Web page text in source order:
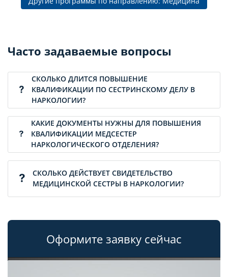
Часто задаваемые вопросы
СКОЛЬКО ДЛИТСЯ ПОВЫШЕНИЕ
КВАЛИФИКАЦИИ ПО СЕСТРИНСКОМУ ДЕЛУ В
НАРКОЛОГИИ?
КАКИЕ ДОКУМЕНТЫ НУЖНЫ ДЛЯ ПОВЫШЕНИЯ
КВАЛИФИКАЦИИ МЕДСЕСТЕР
НАРКОЛОГИЧЕСКОГО ОТДЕЛЕНИЯ?
СКОЛЬКО ДЕЙСТВУЕТ СВИДЕТЕЛЬСТВО
МЕДИЦИНСКОЙ СЕСТРЫ В НАРКОЛОГИИ?
Оформите заявку сейчас